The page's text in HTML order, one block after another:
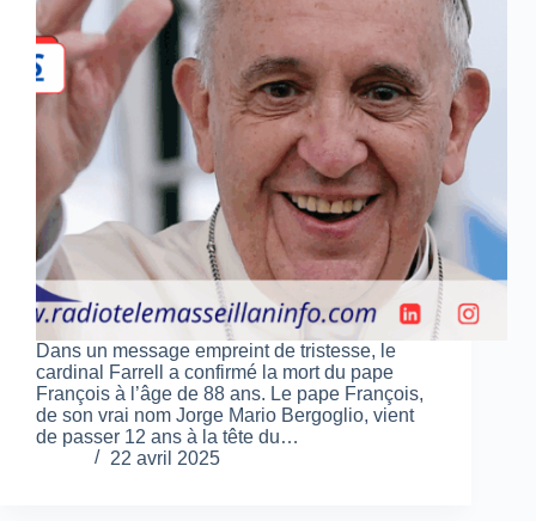
Dans un message empreint de tristesse, le
cardinal Farrell a confirmé la mort du pape
François à l’âge de 88 ans. Le pape François,
de son vrai nom Jorge Mario Bergoglio, vient
de passer 12 ans à la tête du…
22 avril 2025